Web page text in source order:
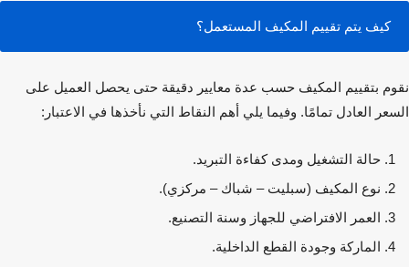
كيف يتم تقييم المكيف المستعمل؟
بتقييم المكيف حسب عدة معايير دقيقة حتى يحصل العميل على
العادل تمامًا. وفيما يلي أهم النقاط التي نأخذها في الاعتبار:
حالة التشغيل ومدى كفاءة التبريد.
نوع المكيف (سبليت – شباك – مركزي).
العمر الافتراضي للجهاز وسنة التصنيع.
الماركة وجودة القطع الداخلية.